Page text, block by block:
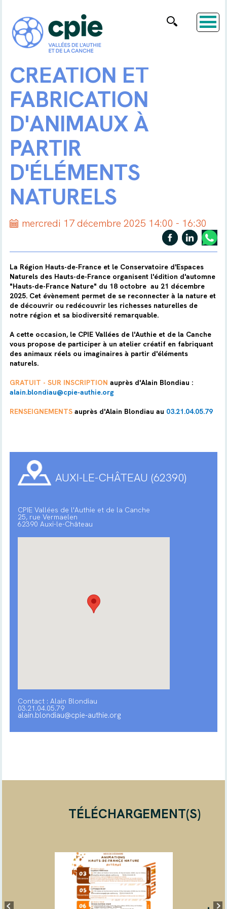
CRÉATION ET
FABRICATION
D'ANIMAUX À
PARTIR
D'ÉLÉMENTS
NATURELS
mercredi 17 décembre 2025 14:00 - 16:30
La Région Hauts-de-France et le Conservatoire d'Espaces
Naturels des Hauts-de-France organisent l'édition d'automne
"Hauts-de-France Nature" du 18 octobre au 21 décembre
2025. Cet évènement permet de se reconnecter à la nature et
de découvrir ou redécouvrir les richesses naturelles de
notre région et sa biodiversité remarquable.
A cette occasion, le CPIE Vallées de l'Authie et de la Canche
vous propose de participer à un atelier créatif en fabriquant
des animaux réels ou imaginaires à partir d'éléments
naturels.
GRATUIT - SUR INSCRIPTION auprès d'Alain Blondiau :
alain.blondiau@cpie-authie.org
RENSEIGNEMENTSauprès d'Alain Blondiau au 03.21.04.05.79
AUXI-LE-CHÂTEAU (62390)
CPIE Vallées de l'Authie et de la Canche
25, rue Vermaelen
62390 Auxi-le-Château
Contact : Alain Blondiau
03.21.04.05.79
alain.blondiau@cpie-authie.org
TÉLÉCHARGEMENT(S)